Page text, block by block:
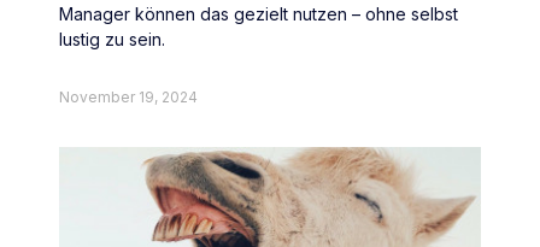
Manager können das gezielt nutzen – ohne selbst
lustig zu sein.
November 19, 2024